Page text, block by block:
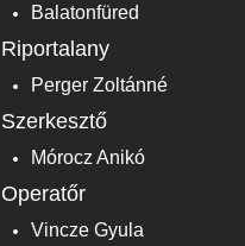
Balatonfüred
Riportalany
Perger Zoltánné
Szerkesztő
Mórocz Anikó
Operatőr
Vincze Gyula